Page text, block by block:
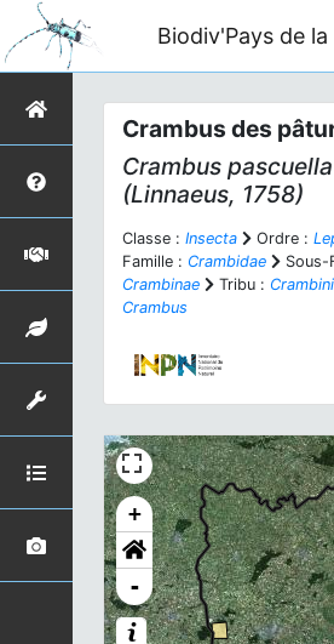
Biodiv'Pays de la
Crambus des
Crambus pascuella
(Linnaeus, 1758)
Classe : Insecta Ordre :
Famille : Crambidae
Sous-
Crambinae
Tribu : Crambini
Crambus
+
-